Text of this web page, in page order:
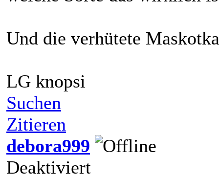
Und die verhütete Maskotka
LG knopsi
Suchen
Zitieren
debora999
Deaktiviert